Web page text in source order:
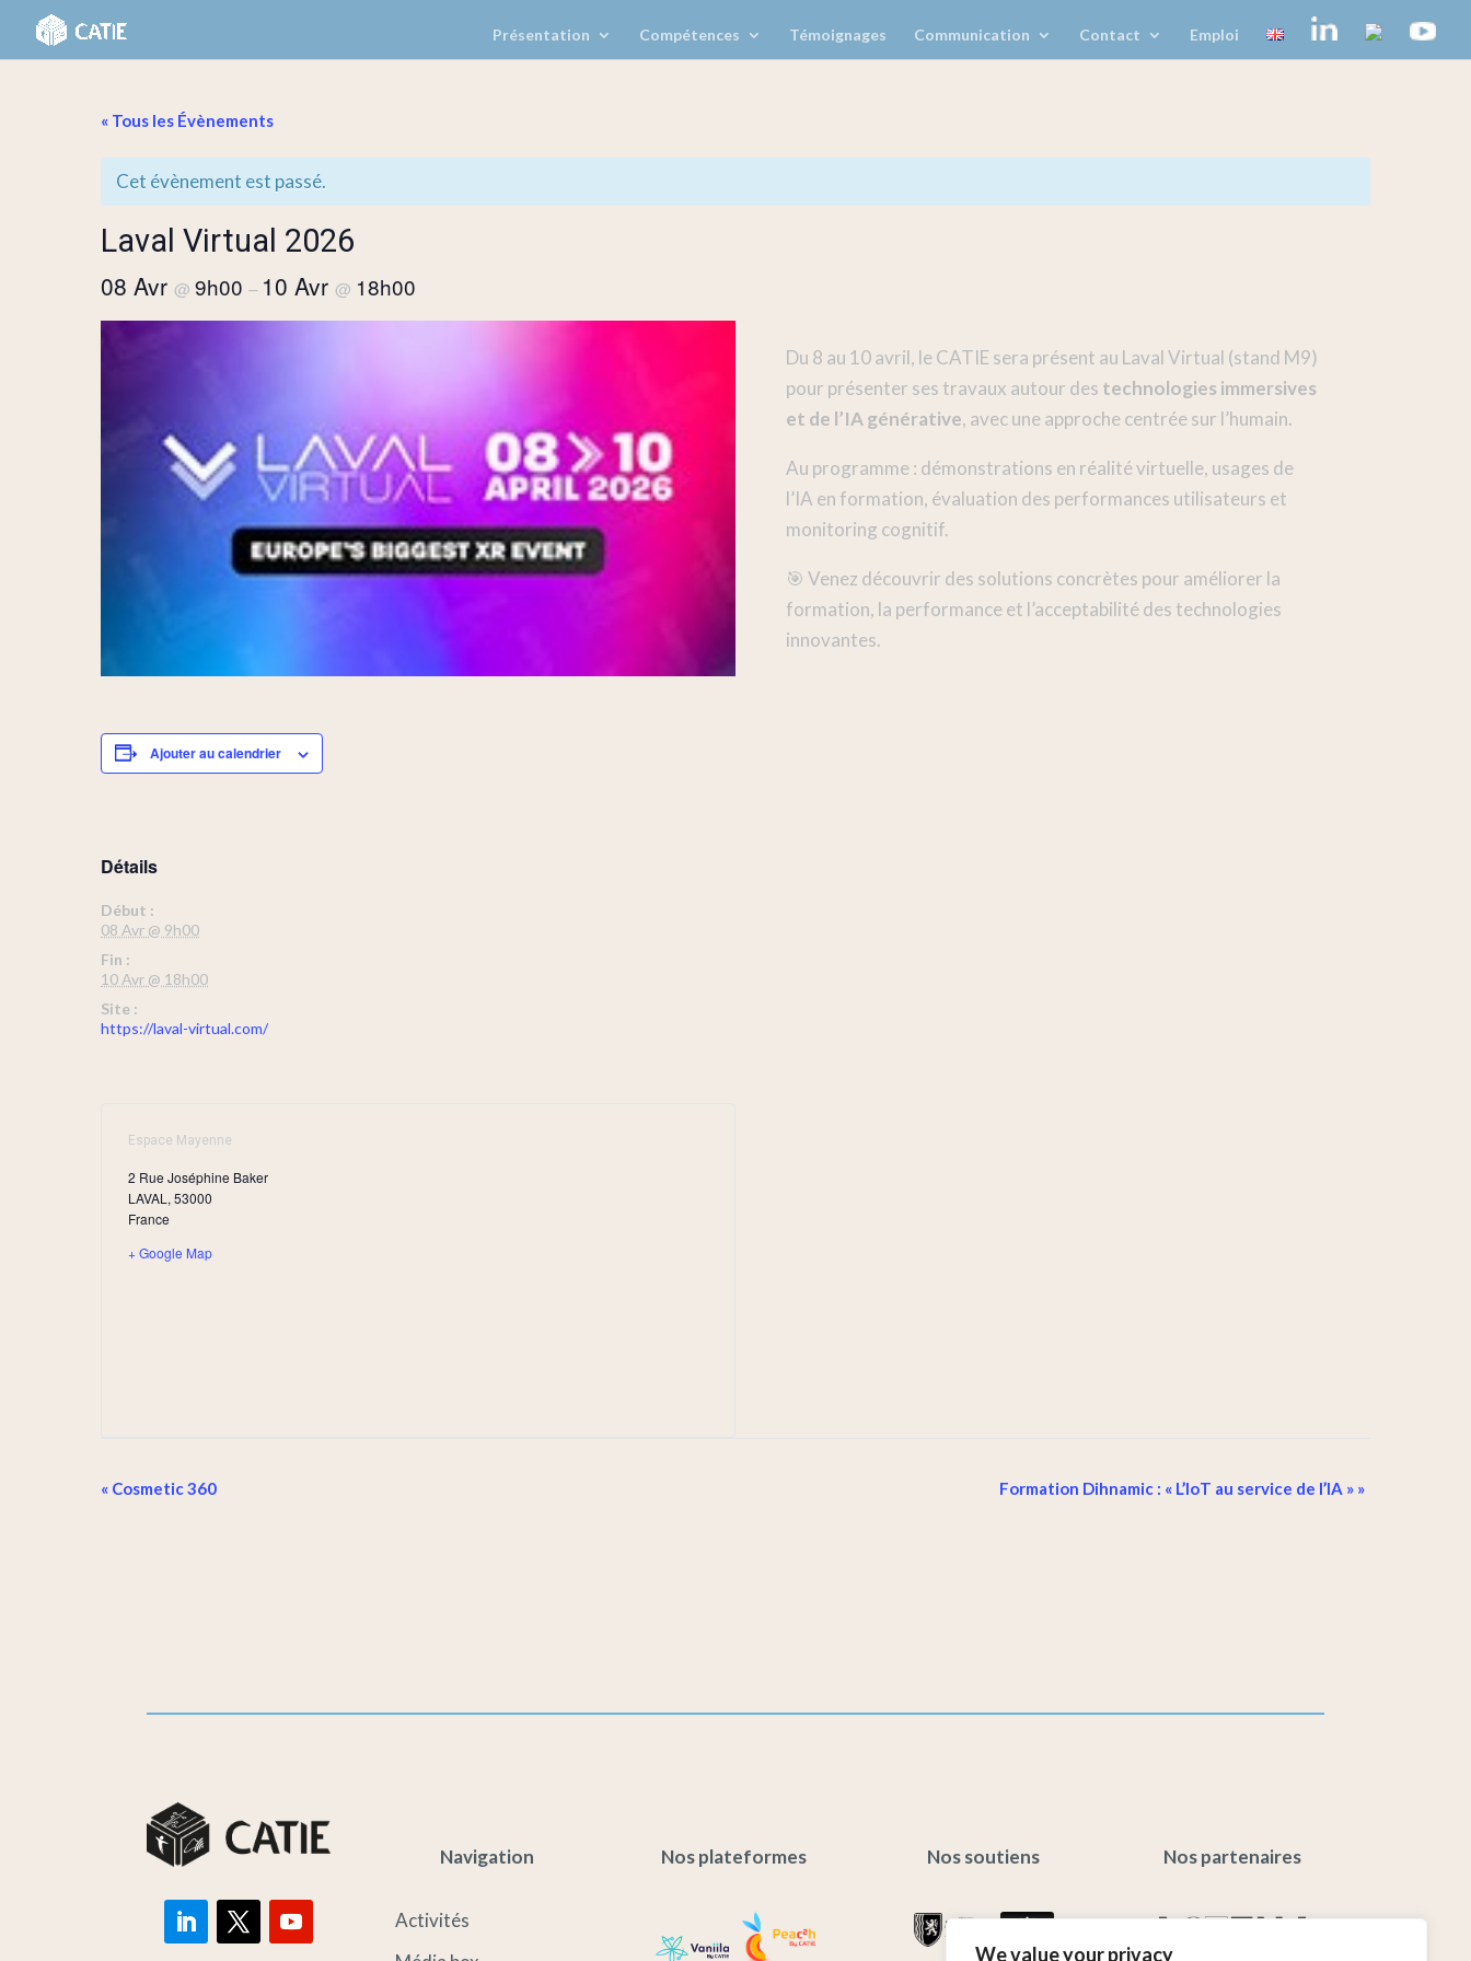
We value your privacy
Présentation Compétences Témoignages Communication Contact Emploi
« Tous les Évènements
Cet évènement est passé.
Laval Virtual 2026
08 Avr @ 9h00 – 10 Avr @ 18h00
Du 8 au 10 avril, le CATIE sera présent au Laval Virtual (stand M9)
pour présenter ses travaux autour des technologies immersives
et de l’IA générative, avec une approche centrée sur l’humain.
Au programme : démonstrations en réalité virtuelle, usages de
l’IA en formation, évaluation des performances utilisateurs et
monitoring cognitif.
🎯 Venez découvrir des solutions concrètes pour améliorer la
formation, la performance et l’acceptabilité des technologies
innovantes.
Ajouter au calendrier
Détails
Début :
08 Avr @ 9h00
Fin :
10 Avr @ 18h00
Site :
https://laval-virtual.com/
Espace Mayenne
2 Rue Joséphine Baker
LAVAL , 53000
France
+ Google Map
Navigation
Évènement
« Cosmetic 360 Formation Dihnamic : « L’IoT au service de l’IA » »
Navigation
Activités
Nos plateformes Nos soutiens Nos partenaires